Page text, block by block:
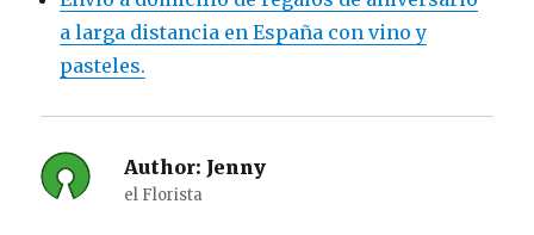
a larga distancia en España con vino y
pasteles.
Author: Jenny
el Florista